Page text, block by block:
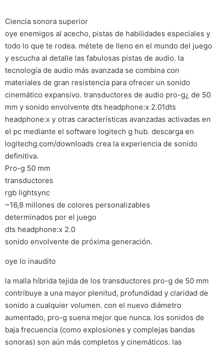
Ciencia sonora superior
oye enemigos al acecho, pistas de habilidades especiales y
todo lo que te rodea. métete de lleno en el mundo del juego
y escucha al detalle las fabulosas pistas de audio. la
tecnología de audio más avanzada se combina con
materiales de gran resistencia para ofrecer un sonido
cinemático expansivo. transductores de audio pro-g¿ de 50
mm y sonido envolvente dts headphone:x 2.01dts
headphone:x y otras características avanzadas activadas en
el pc mediante el software logitech g hub. descarga en
logitechg.com/downloads crea la experiencia de sonido
definitiva.
Pro-g 50 mm
transductores
rgb lightsync
~16,8 millones de colores personalizables
determinados por el juego
dts headphone:x 2.0
sonido envolvente de próxima generación.
oye lo inaudito
la malla híbrida tejida de los transductores pro-g de 50 mm
contribuye a una mayor plenitud, profundidad y claridad de
sonido a cualquier volumen. con el nuevo diámetro
aumentado, pro-g suena mejor que nunca. los sonidos de
baja frecuencia (como explosiones y complejas bandas
sonoras) son aún más completos y cinemáticos. las